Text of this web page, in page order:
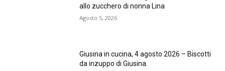
allo zucchero di nonna Lina
Agosto 5, 2026
Giusina in cucina, 4 agosto 2026 – Biscotti
da inzuppo di Giusina.